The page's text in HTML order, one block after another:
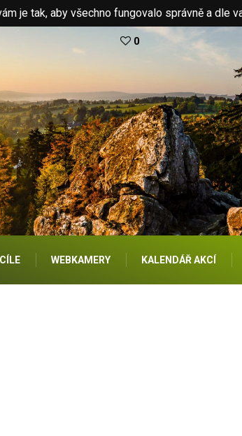
je tak, aby všechno fungovalo správně a dle
0
WEBKAMERY KALENDÁŘ AKCÍ